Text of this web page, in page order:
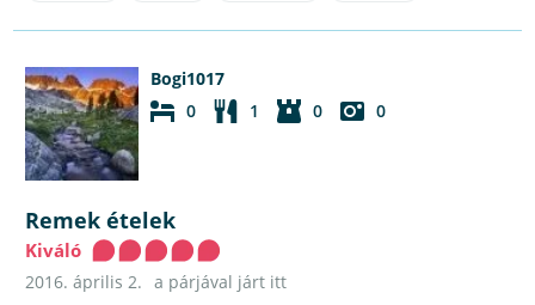
Bogi1017
0
1 0 0
Remek ételek
Kiváló
2016. április 2. a párjával járt itt